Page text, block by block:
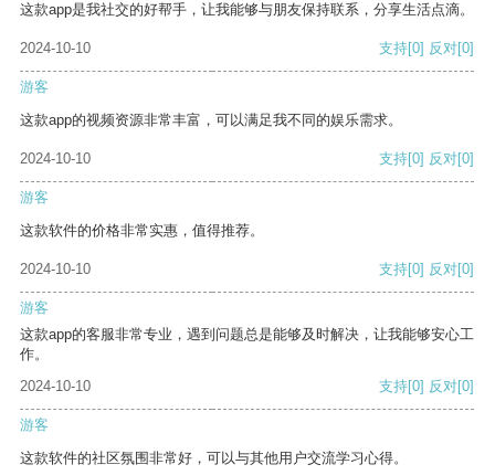
这款app是我社交的好帮手，让我能够与朋友保持联系，分享生活点滴。
2024-10-10 支持[0] 反对[0]
游客
这款app的视频资源非常丰富，可以满足我不同的娱乐需求。
2024-10-10 支持[0] 反对[0]
游客
这款软件的价格非常实惠，值得推荐。
2024-10-10 支持[0] 反对[0]
游客
这款app的客服非常专业，遇到问题总是能够及时解决，让我能够安心工
作。
2024-10-10
支持[0] 反对[0]
游客
这款软件的社区氛围非常好，可以与其他用户交流学习心得。